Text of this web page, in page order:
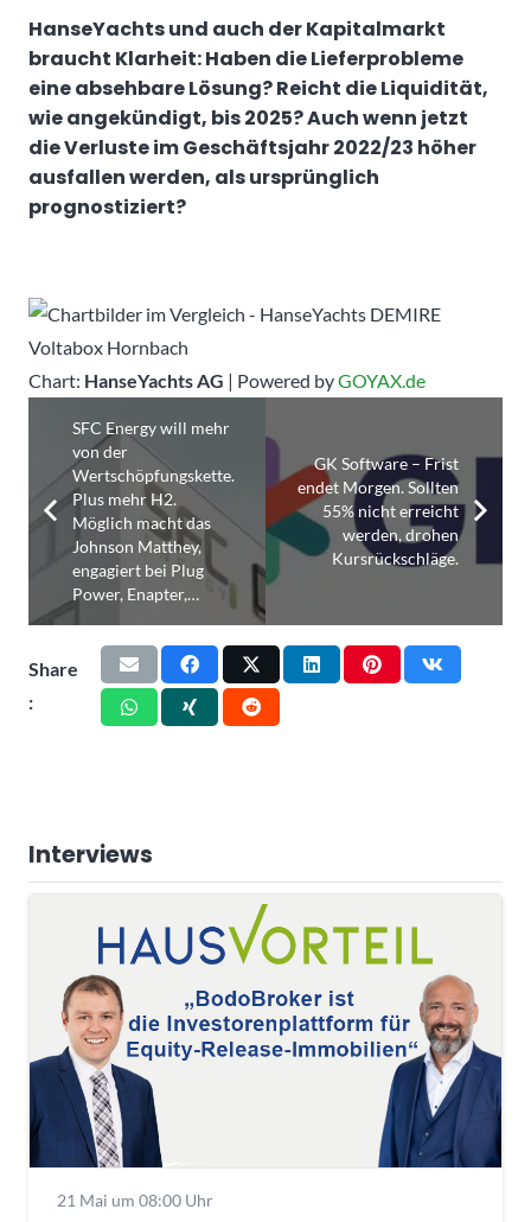
HanseYachts und auch der Kapitalmarkt
braucht Klarheit: Haben die Lieferprobleme
eine absehbare Lösung? Reicht die Liquidität,
wie angekündigt, bis 2025? Auch wenn jetzt
die Verluste im Geschäftsjahr 2022/23 höher
ausfallen werden, als ursprünglich
prognostiziert?
Chart: HanseYachts AG | Powered byGOYAX.de
SFC Energy will mehr
von der
Wertschöpfungskette.
Plus mehr H2.
Möglich macht das
Johnson Matthey,
engagiert bei Plug
Power, Enapter,…
GK Software – Frist
endet Morgen. Sollten
55% nicht erreicht
werden, drohen
Kursrückschläge.
Share
:
Interviews
21 Mai um 08:00 Uhr